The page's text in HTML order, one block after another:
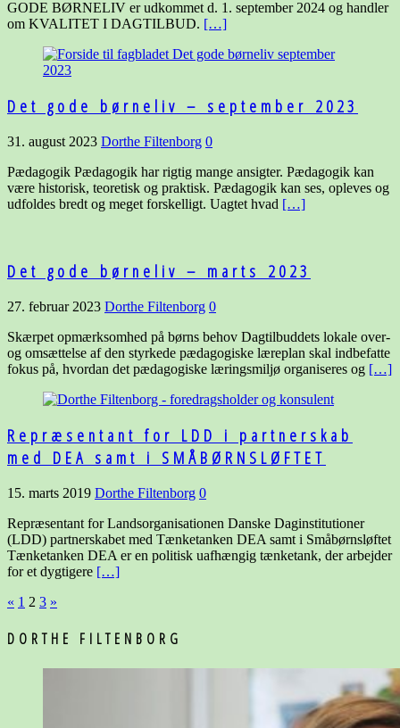
GODE BØRNELIV er udkommet d. 1. september 2024 og handler
om KVALITET I DAGTILBUD. […]
Det gode børneliv – september 2023
31. august 2023 Dorthe Filtenborg 0
Pædagogik Pædagogik har rigtig mange ansigter. Pædagogik kan
være historisk, teoretisk og praktisk. Pædagogik kan ses, opleves og
udfoldes bredt og meget forskelligt. Uagtet hvad […]
Det gode børneliv – marts 2023
27. februar 2023 Dorthe Filtenborg 0
Skærpet opmærksomhed på børns behov Dagtilbuddets lokale over-
og omsættelse af den styrkede pædagogiske læreplan skal indbefatte
fokus på, hvordan det pædagogiske læringsmiljø organiseres og […]
Repræsentant for LDD i partnerskab
med DEA samt i SMÅBØRNSLØFTET
15. marts 2019 Dorthe Filtenborg 0
Repræsentant for Landsorganisationen Danske Daginstitutioner
(LDD) partnerskabet med Tænketanken DEA samt i Småbørnsløftet
Tænketanken DEA er en politisk uafhængig tænketank, der arbejder
for et dygtigere […]
Indlægsinddeling
« 1 2 3 »
DORTHE FILTENBORG